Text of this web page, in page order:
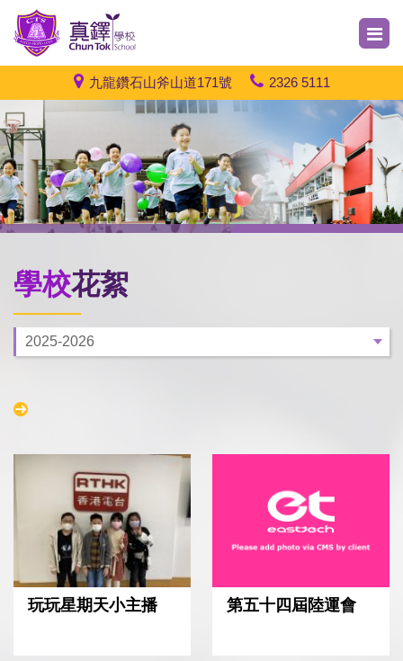
九龍鑽石山斧山道171號 2326 5111
學校花絮
玩玩星期天小主播 第五十四屆陸運會